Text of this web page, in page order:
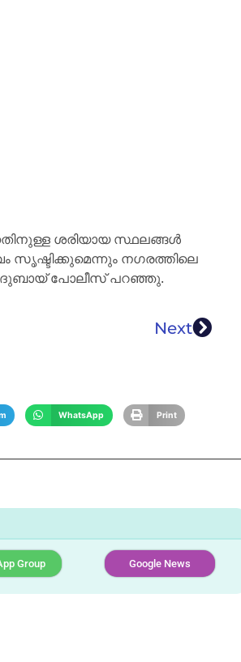
ശരിയായ സ്ഥലങ്ങൾ
സൃഷ്ടിക്കുമെന്നും നഗരത്തിലെ
ദുബായ് പോലീസ് പറഞ്ഞു.
Next
WhatsApp Print
Group Google News